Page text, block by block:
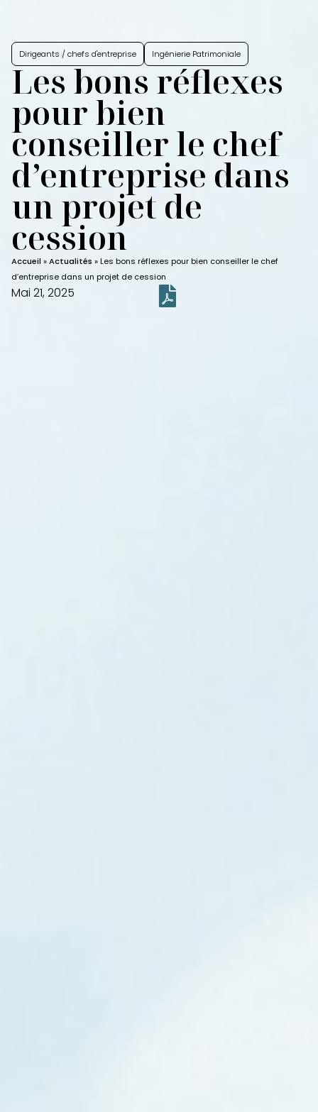
Dirigeants / chefs d'entreprise Ingénierie Patrimoniale
Les bons réflexes
pour bien
conseiller le chef
d’entreprise dans
un projet de
cession
Accueil »Actualités »Les bons réflexes pour bien conseiller le chef
d’entreprise dans un projet de cession
Mai 21, 2025